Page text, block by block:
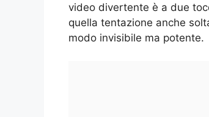
video divertente è a due
quella tentazione anche
modo invisibile ma potente.